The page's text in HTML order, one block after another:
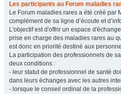
Les participants au Forum maladies
Le Forum maladies rares a été créé par
complément de sa ligne d’écoute et
L'objectif est d'offrir un espace
prise en charge des maladies rares au
est donc en priorité destiné aux
La participation des professionnels de
deux conditions :
- leur statut de professionnel de santé
dans leurs échanges avec les autres
- lorsque le conseil ordinal de la